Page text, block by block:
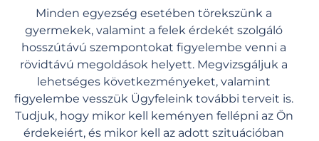
Minden egyezség esetében törekszünk a
gyermekek, valamint a felek érdekét szolgáló
hosszútávú szempontokat figyelembe venni a
rövidtávú megoldások helyett. Megvizsgáljuk a
lehetséges következményeket, valamint
figyelembe vesszük Ügyfeleink további terveit is.
Tudjuk, hogy mikor kell keményen fellépni az Ön
érdekeiért, és mikor kell az adott szituációban